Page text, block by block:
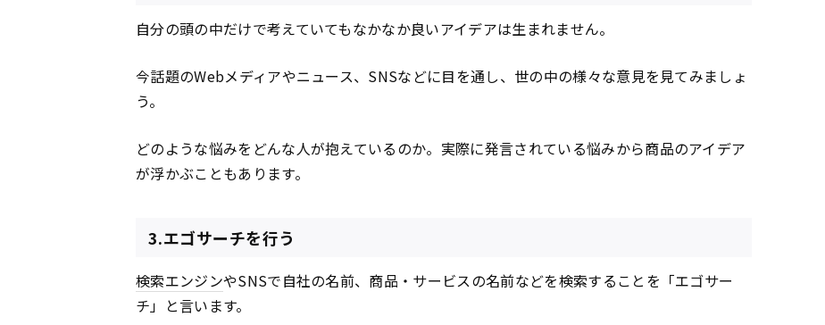
自分の頭の中だけで考えていてもなかなか良いアイデアは生まれません。
今話題のWebメディアやニュース、SNSなどに目を通し、世の中の様々な意見を見てみましょ
う。
どのような悩みをどんな人が抱えているのか。実際に発言されている悩みから商品のアイデア
が浮かぶこともあります。
3.エゴサーチを行う
検索エンジンやSNSで自社の名前、商品・サービスの名前などを検索することを「エゴサー
チ」と言います。